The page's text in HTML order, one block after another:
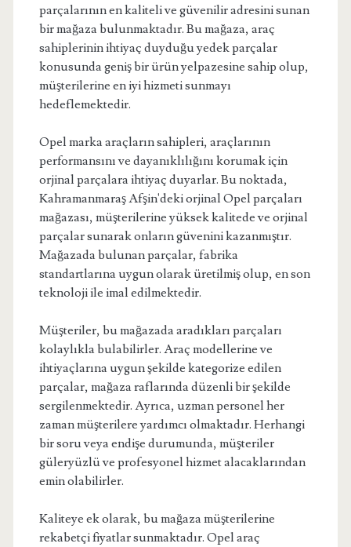
parçalarının en kaliteli ve güvenilir adresini sunan
bir mağaza bulunmaktadır. Bu mağaza, araç
sahiplerinin ihtiyaç duyduğu yedek parçalar
konusunda geniş bir ürün yelpazesine sahip olup,
müşterilerine en iyi hizmeti sunmayı
hedeflemektedir.
Opel marka araçların sahipleri, araçlarının
performansını ve dayanıklılığını korumak için
orjinal parçalara ihtiyaç duyarlar. Bu noktada,
Kahramanmaraş Afşin'deki orjinal Opel parçaları
mağazası, müşterilerine yüksek kalitede ve orjinal
parçalar sunarak onların güvenini kazanmıştır.
Mağazada bulunan parçalar, fabrika
standartlarına uygun olarak üretilmiş olup, en son
teknoloji ile imal edilmektedir.
Müşteriler, bu mağazada aradıkları parçaları
kolaylıkla bulabilirler. Araç modellerine ve
ihtiyaçlarına uygun şekilde kategorize edilen
parçalar, mağaza raflarında düzenli bir şekilde
sergilenmektedir. Ayrıca, uzman personel her
zaman müşterilere yardımcı olmaktadır. Herhangi
bir soru veya endişe durumunda, müşteriler
güleryüzlü ve profesyonel hizmet alacaklarından
emin olabilirler.
Kaliteye ek olarak, bu mağaza müşterilerine
rekabetçi fiyatlar sunmaktadır. Opel araç